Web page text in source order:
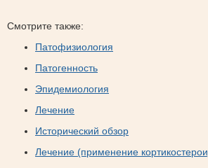
Смотрите также:
Патофизиология
Патогенность
Эпидемиология
Лечение
Исторический обзор
Лечение (применение